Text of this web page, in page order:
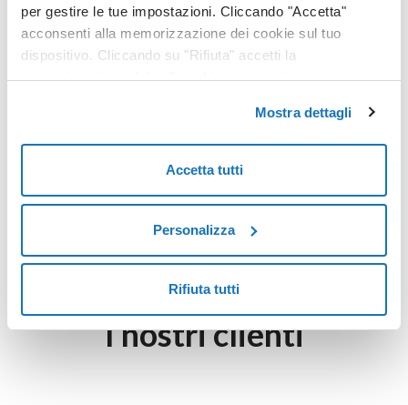
per gestire le tue impostazioni. Cliccando "Accetta"
acconsenti alla memorizzazione dei cookie sul tuo
dispositivo. Cliccando su "Rifiuta" accetti la
memorizzazione dei soli cookie necessari.
Mostra dettagli
Accetta tutti
Personalizza
Rifiuta tutti
Sicurezza e protezione dei dati
Data center di proprietà
Milioni di clienti
I nostri clienti